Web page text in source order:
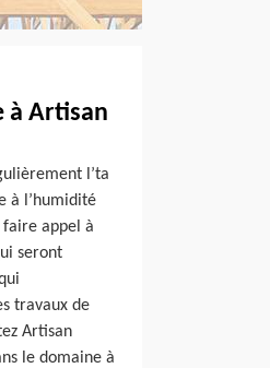
à Artisan
l’ta
à l’humidité
faire appel à
seront
travaux de
Artisan
le domaine à